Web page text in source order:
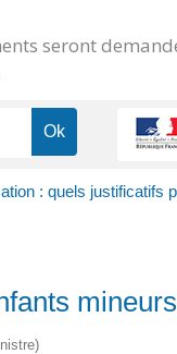
seront
: quels justificatifs